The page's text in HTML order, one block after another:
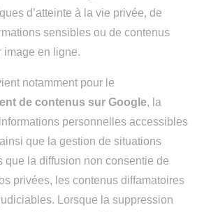
d’atteinte à la vie privée, de
sensibles ou de contenus
image en ligne.
notamment pour le
de contenus sur Google, la
personnelles accessibles
que la gestion de situations
que la diffusion non consentie de
privées, les contenus diffamatoires
Lorsque la suppression